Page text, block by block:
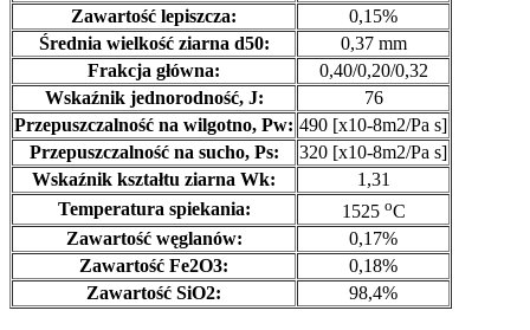
Zawartość lepiszcza:
0,15%
Średnia wielkość ziarna d50:
0,37 mm
Frakcja główna:
0,40/0,20/0,32
Wskaźnik jednorodność, J:
76
Przepuszczalność na wilgotno, Pw: 490 [x10-8m2/Pa s]
Przepuszczalność na sucho, Ps:
320 [x10-8m2/Pa s]
Wskaźnik kształtu ziarna Wk:
1,31
Temperatura spiekania:
1525 oC
Zawartość węglanów:
0,17%
Zawartość Fe2O3:
0,18%
Zawartość SiO2:
98,4%